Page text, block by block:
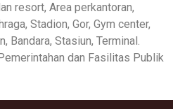
resort, Area perkantoran,
Stadion, Gor, Gym center,
Bandara, Stasiun, Terminal.
dan Fasilitas Publik